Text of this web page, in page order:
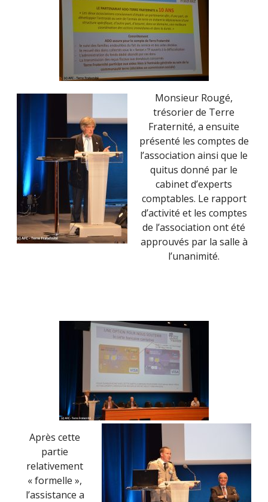
Monsieur Rougé,
trésorier de Terre
Fraternité, a ensuite
présenté les comptes de
l’association ainsi que le
quitus donné par le
cabinet d’experts
comptables. Le rapport
d’activité et les comptes
de l’association ont été
approuvés par la salle à
l’unanimité.
Après cette
partie
relativement
« formelle »,
l’assistance a